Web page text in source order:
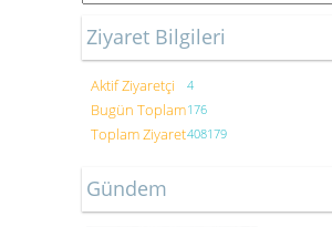
Ziyaret Bilgileri
Aktif Ziyaretçi 4
Bugün Toplam176
Toplam Ziyaret408179
Gündem